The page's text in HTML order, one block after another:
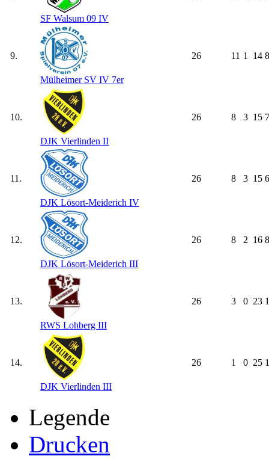
SF Walsum 09 IV
9.
Mülheimer SV IV 7er
26 11 1 14
10.
DJK Vierlinden II
26 8 3 15
11.
DJK Lösort-Meiderich IV
26 8 3 15
12.
DJK Lösort-Meiderich III
26 8 2 16
13.
RWS Lohberg III
26 3 0 23
14.
DJK Vierlinden III
26 1 0 25
Legende
Drucken